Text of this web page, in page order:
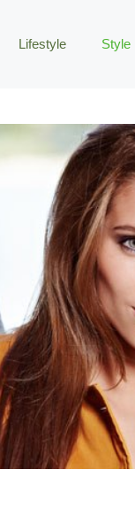
Lifestyle Style